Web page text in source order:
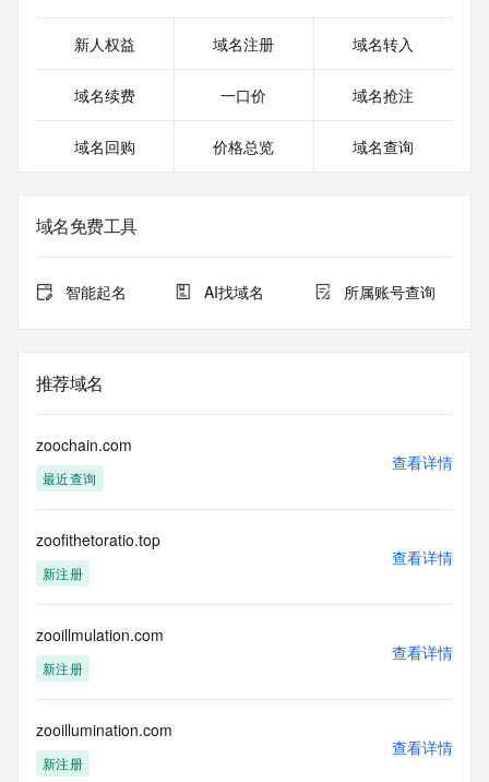
新人权益 域名注册 域名转入
域名续费 一口价 域名抢注
域名回购 价格总览 域名查询
域名免费工具
智能起名 AI找域名 所属账号查询
推荐域名
zoochain.com
最近查询
查看详情
zoofithetoratio.top
新注册
查看详情
zooillmulation.com
新注册
查看详情
zooillumination.com
新注册
查看详情